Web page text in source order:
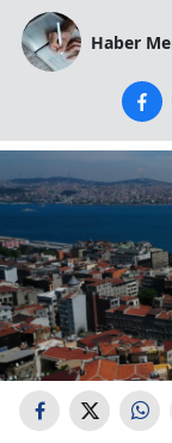
Haber